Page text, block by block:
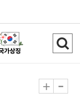
검
색
기
+ -